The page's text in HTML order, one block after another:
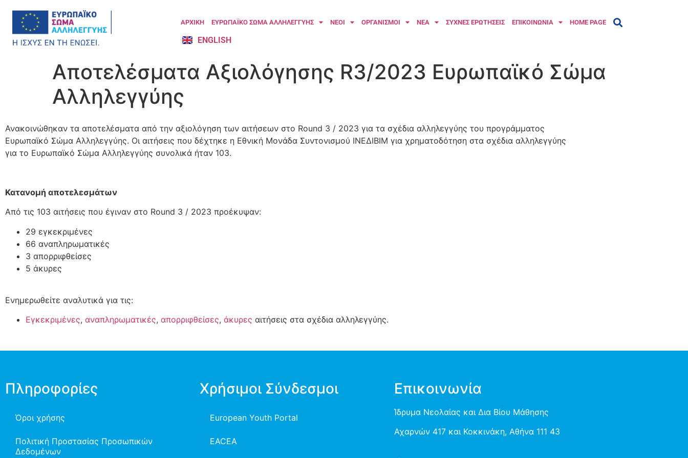
ΑΡΧΙΚΗ ΕΥΡΩΠΑΪΚΟ ΣΩΜΑ ΑΛΛΗΛΕΓΓΥΗΣ ΝΕΟΙ ΟΡΓΑΝΙΣΜΟΙ ΝΕΑ ΣΥΧΝΕΣ ΕΡΩΤΗΣΕΙΣ ΕΠΙΚΟΙΝΩΝΙΑ HOME PAGE
ENGLISH
Αποτελέσματα Αξιολόγησης R3/2023 Ευρωπαϊκό Σώμα
Αλληλεγγύης
Ανακοινώθηκαν τα αποτελέσματα από την αξιολόγηση των αιτήσεων στο Round 3 / 2023 για τα σχέδια αλληλεγγύης του προγράμματος
Ευρωπαϊκό Σώμα Αλληλεγγύης. Οι αιτήσεις που δέχτηκε η Εθνική Μονάδα Συντονισμού ΙΝΕΔΙΒΙΜ για χρηματοδότηση στα σχέδια αλληλεγγύης
για το Ευρωπαϊκό Σώμα Αλληλεγγύης συνολικά ήταν 103.
Κατανομή αποτελεσμάτων
Από τις 103 αιτήσεις που έγιναν στο Round 3 / 2023 προέκυψαν:
29 εγκεκριμένες
66 αναπληρωματικές
3 απορριφθείσες
5 άκυρες
Ενημερωθείτε αναλυτικά για τις:
Εγκεκριμένες, αναπληρωματικές, απορριφθείσες, άκυρες αιτήσεις στα σχέδια αλληλεγγύης.
Πληροφορίες
Όροι χρήσης
Πολιτική Προστασίας Προσωπικών
Δεδομένων
Χρήσιμοι Σύνδεσμοι
European Youth Portal
EACEA
Επικοινωνία
Ίδρυμα Νεολαίας και Δια Βίου Μάθησης
Αχαρνών 417 και Κοκκινάκη, Αθήνα 111 43